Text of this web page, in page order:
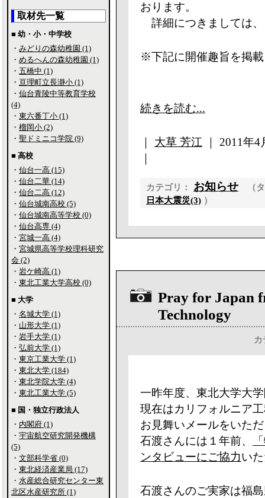
おります。
詳細につきましては
※下記に開催趣旨を掲
続きを読む...
大草 芳江 ｜ 2011年
カテゴリ： お知らせ
（
日本大震災(3) ）
Pray for Japan
Technology
一昨年度、東北大学大
現在はカリフォルニア
お見舞いメールをいた
石渡さんには１年前、
ンタビューにご協力い
石渡さんのご実家は福
取材先一覧
■ 幼・小・中学校
・ みどりの森幼稚園 (1)
・ めるへんの森幼稚園 (1)
・ 五橋中 (1)
・ 亘理町立長瀞小 (1)
・ 仙台青陵中等教育学校
(4)
・ 東六番丁小 (1)
・ 榴岡小 (2)
・ 聖ドミニコ学院 (9)
■ 高校
・ 仙台一高 (15)
・ 仙台二華 (14)
・ 仙台二高 (12)
・ 仙台城南高校 (5)
・ 仙台城南高等学校 (0)
・ 仙台高専 (4)
・ 宮城一高 (4)
・ 宮城県高等学校理科研究
会 (2)
・ 岩ケ崎高 (1)
・ 東北工業大学高校 (0)
■ 大学
・ 名城大学 (1)
・ 山形大学 (1)
・ 岩手大学 (1)
・ 弘前大学 (1)
・ 東京工業大学 (1)
・ 東北大学 (184)
・ 東北学院大学 (4)
・ 東北工業大学 (5)
■ 国・独立行政法人
・ 内閣府 (1)
・ 宇宙航空研究開発機構
(5)
・ 文部科学省 (0)
・ 東北経済産業局 (17)
・ 水産総合研究センター東
北区水産研究所 (1)